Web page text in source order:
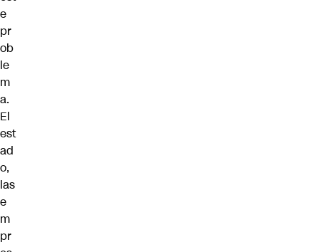
e
pr
ob
le
m
a.
El
est
ad
o,
las
e
m
pr